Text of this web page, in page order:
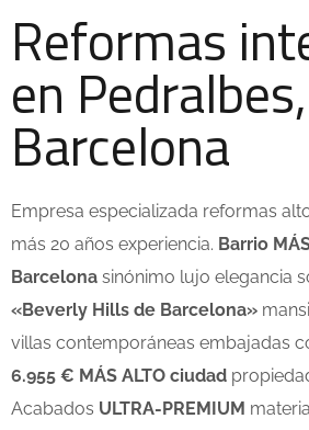
Reformas
en Pedralbes,
Barcelona
Empresa especializada reformas
más 20 años experiencia. Barrio
Barcelona sinónimo lujo elegancia
«Beverly Hills de Barcelona»
villas contemporáneas embajadas
6.955 € MÁS ALTO ciudad
Acabados ULTRA-PREMIUM